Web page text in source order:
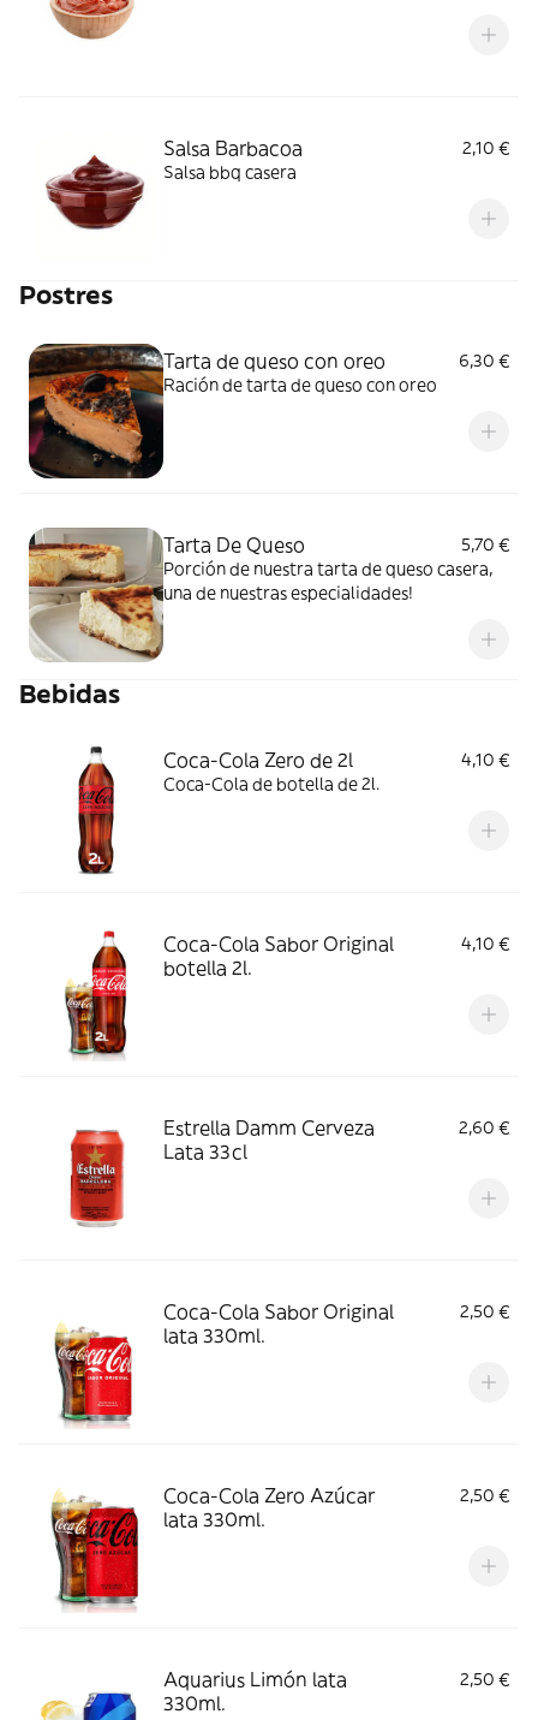
Salsa Barbacoa
2,10 €
Salsa bbq casera
Postres
Tarta de queso con oreo
6,30 €
Ración de tarta de queso con oreo
Tarta De Queso
5,70 €
Porción de nuestra tarta de queso casera,
una de nuestras especialidades!
Bebidas
Coca-Cola Zero de 2l
4,10 €
Coca-Cola de botella de 2l.
Coca-Cola Sabor Original
botella 2l.
4,10 €
Estrella Damm Cerveza
Lata 33cl
2,60 €
Coca-Cola Sabor Original
lata 330ml.
2,50 €
Coca-Cola Zero Azúcar
lata 330ml.
2,50 €
Aquarius Limón lata
330ml.
2,50 €